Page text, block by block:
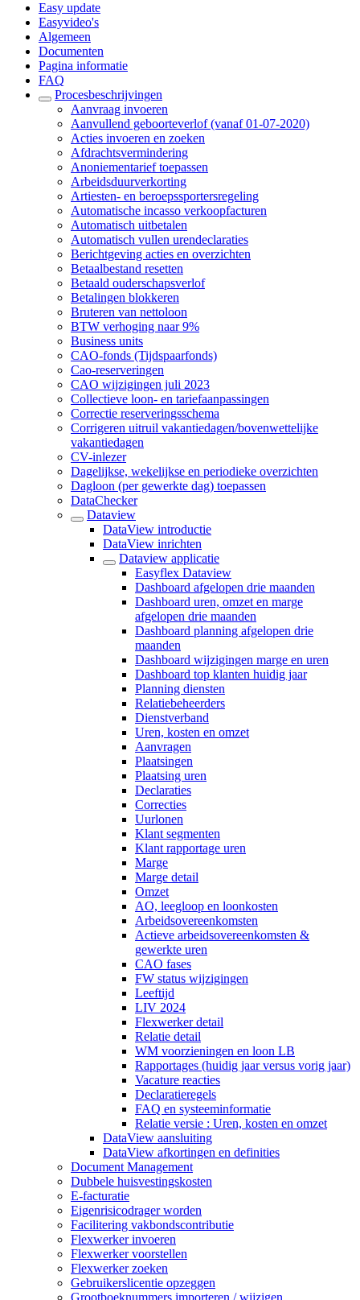
Easy update
Easyvideo's
Algemeen
Documenten
Pagina informatie
FAQ
Procesbeschrijvingen
Aanvraag invoeren
Aanvullend geboorteverlof (vanaf 01-07-2020)
Acties invoeren en zoeken
Afdrachtsvermindering
Anoniementarief toepassen
Arbeidsduurverkorting
Artiesten- en beroepssportersregeling
Automatische incasso verkoopfacturen
Automatisch uitbetalen
Automatisch vullen urendeclaraties
Berichtgeving acties en overzichten
Betaalbestand resetten
Betaald ouderschapsverlof
Betalingen blokkeren
Bruteren van nettoloon
BTW verhoging naar 9%
Business units
CAO-fonds (Tijdspaarfonds)
Cao-reserveringen
CAO wijzigingen juli 2023
Collectieve loon- en tariefaanpassingen
Correctie reserveringsschema
Corrigeren uitruil vakantiedagen/bovenwettelijke
vakantiedagen
CV-inlezer
Dagelijkse, wekelijkse en periodieke overzichten
Dagloon (per gewerkte dag) toepassen
DataChecker
Dataview
DataView introductie
DataView inrichten
Dataview applicatie
Easyflex Dataview
Dashboard afgelopen drie maanden
Dashboard uren, omzet en marge
afgelopen drie maanden
Dashboard planning afgelopen drie
maanden
Dashboard wijzigingen marge en uren
Dashboard top klanten huidig jaar
Planning diensten
Relatiebeheerders
Dienstverband
Uren, kosten en omzet
Aanvragen
Plaatsingen
Plaatsing uren
Declaraties
Correcties
Uurlonen
Klant segmenten
Klant rapportage uren
Marge
Marge detail
Omzet
AO, leegloop en loonkosten
Arbeidsovereenkomsten
Actieve arbeidsovereenkomsten &
gewerkte uren
CAO fases
FW status wijzigingen
Leeftijd
LIV 2024
Flexwerker detail
Relatie detail
WM voorzieningen en loon LB
Rapportages (huidig jaar versus vorig jaar)
Vacature reacties
Declaratieregels
FAQ en systeeminformatie
Relatie versie : Uren, kosten en omzet
DataView aansluiting
DataView afkortingen en definities
Document Management
Dubbele huisvestingskosten
E-facturatie
Eigenrisicodrager worden
Facilitering vakbondscontributie
Flexwerker invoeren
Flexwerker voorstellen
Flexwerker zoeken
Gebruikerslicentie opzeggen
Grootboeknummers importeren / wijzigen